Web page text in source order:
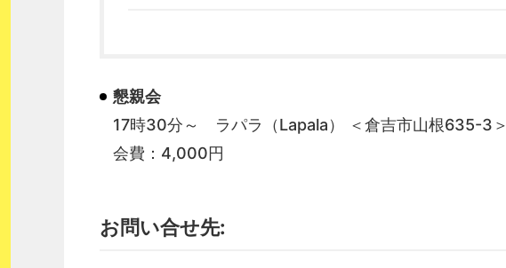
懇親会
17時30分～ ラパラ（Lapala） ＜倉吉市山根635-3＞
会費：4,000円
お問い合せ先: